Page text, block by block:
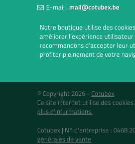
E-mail : mail@cotubex.be
Notre boutique utilise des
améliorer l’expérience
recommandons d’accepter leur
profiter pleinement de votre
© Copyright 2026 - Cotubex
Ce site internet utilise des cookies.
plus d'informations.
Cotubex | N° d'entreprise :
générales de vente